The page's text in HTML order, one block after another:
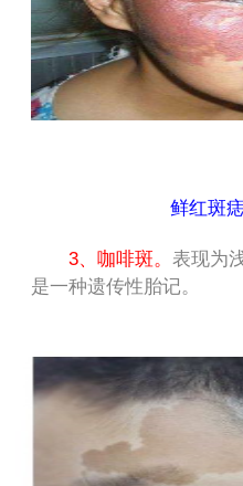
鲜红斑
3、咖啡斑。 表现为
是一种遗传性胎记。